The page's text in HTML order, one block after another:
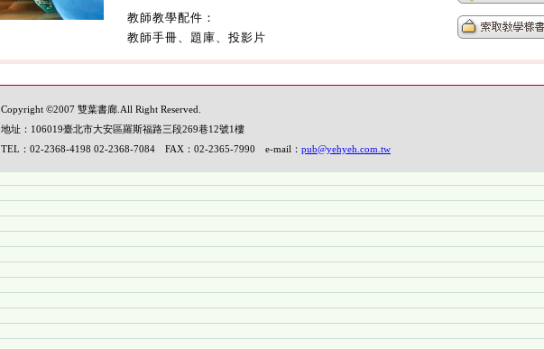
教師教學配件：
教師手冊、題庫、投影片
Copyright ©2007 雙葉書廊.All Right Reserved.
地址：106019臺北市大安區羅斯福路三段269巷12號1樓
TEL：02-2368-4198 02-2368-7084 FAX：02-2365-7990 e-mail： pub@yehyeh.com.tw